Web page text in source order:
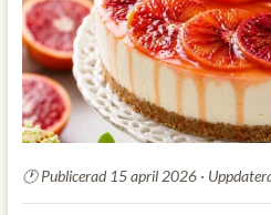
Publicerad 15 april 2026 ·